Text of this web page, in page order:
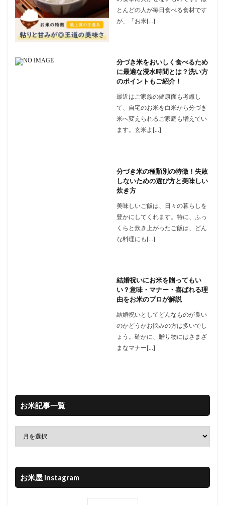
とんどの人が毎日食べる食材です
が、「お米[…]
分づき米をおいしく食べるため
に最適な浸水時間とは？洗い方
のポイントもご紹介！
最近はご家族の健康面も考慮し
て、自宅のお米を白米から分づき
米へ変えられるご家庭も増えてい
ます。玄米よ[…]
分づき米の種類別の特徴！失敗
しないための選び方と美味しい
炊き方
美味しいご飯は、日々の暮らしを
豊かにしてくれます。特に、ふっ
くらと炊き上がったご飯は、どん
な料理にも[…]
結婚祝いにお米を贈ってもい
い？意味・マナー・喜ばれる理
由をお米のプロが解説
結婚祝いとしてどんなものが良い
のかどうかお悩みの方は多いでし
ょう。確かに、贈り物にはさまざ
まなマナー[…]
お米記事一覧
お米屋 instagram